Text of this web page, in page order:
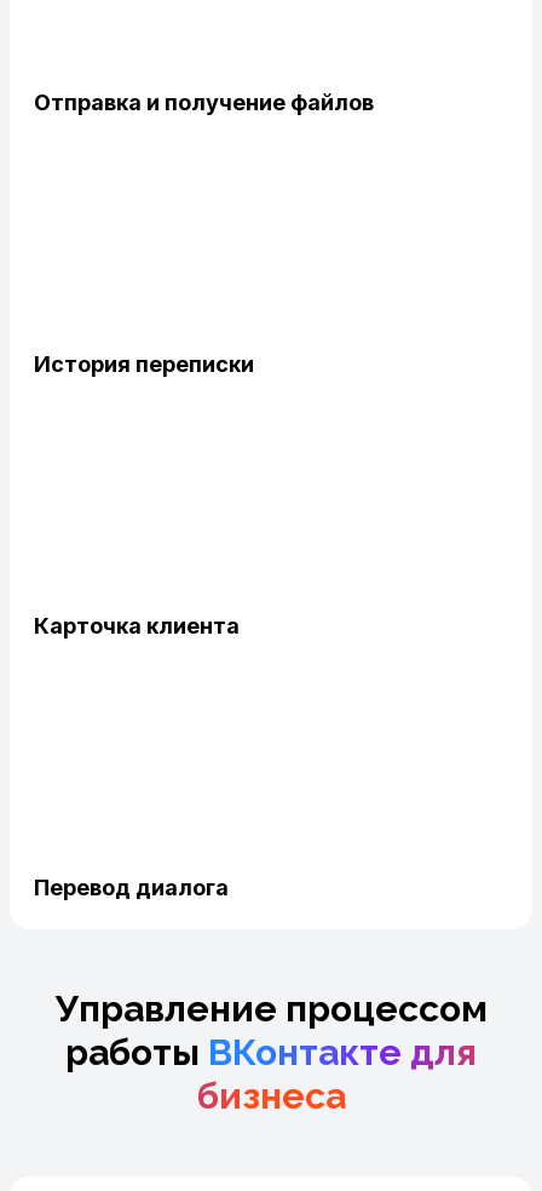
Отправка и получение файлов
История переписки
Карточка клиента
Перевод диалога
Управление процессом
работы ВКонтакте для
бизнеса